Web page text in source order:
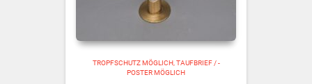
TROPFSCHUTZ MÖGLICH TAUFBRIEF / -
POSTER MÖGLICH